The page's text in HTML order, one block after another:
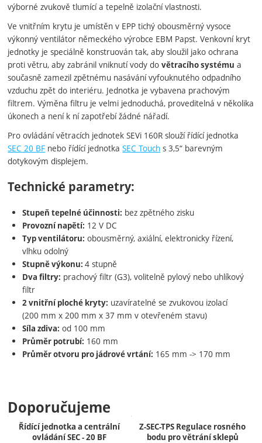
výborné zvukově tlumící a tepelně izolační vlastnosti.
Ve vnitřním krytu je umístěn v EPP tichý obousměrný vysoce
výkonný ventilátor německého výrobce EBM Papst. Venkovní kryt
jednotky je speciálně konstruován tak, aby sloužil jako ochrana
proti větru, aby zabránil vniknutí vody dovětracího systému a
současně zamezil zpětnému nasávání vyfouknutého odpadního
vzduchu zpět do interiéru. Jednotka je vybavena prachovým
filtrem. Výměna filtru je velmi jednoduchá, proveditelná v několika
úkonech a není k ní zapotřebí žádné nářadí.
Pro ovládání větracích jednotek SEVi 160R slouží řídící jednotka
SEC 20 BF nebo řídící jednotkaSEC Touch s 3,5“ barevným
dotykovým displejem.
Technické parametry:
Stupeň tepelné účinnosti: bez zpětného zisku
Provozní napětí: 12 V DC
Typ ventilátoru: obousměrný, axiální, elektronicky řízení,
vlhku odolný
Stupně výkonu:4 stupně
Dva filtry: prachový filtr (G3), volitelně pylový nebo uhlíkový
filtr
2 vnitřní ploché kryty: uzavíratelné se zvukovou izolací
(200 mm x 200 mm x 37 mm v otevřeném stavu)
Síla zdiva: od 100 mm
Průměr potrubí: 160 mm
Průměr otvoru pro jádrové vrtání: 165 mm -> 170 mm
Doporučujeme
Řídící jednotka a centrální
ovládání SEC - 20 BF
Z-SEC-TPS Regulace rosného
bodu pro větrání sklepů